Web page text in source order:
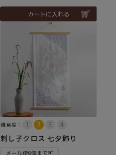
カートに入れる
難易度：
刺し子クロス 七夕飾り
メール便6個まで可